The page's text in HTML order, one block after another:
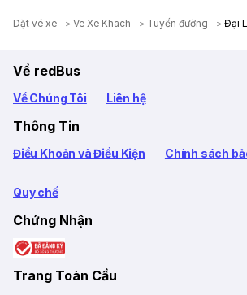
Dặt vé xe Ve Xe Khach Tuyến đường Đại
Về redBus
Về Chúng Tôi Liên hệ
Thông Tin
Điều Khoản và Điều Kiện Chính sách
Quy chế
Chứng Nhận
Trang Toàn Cầu